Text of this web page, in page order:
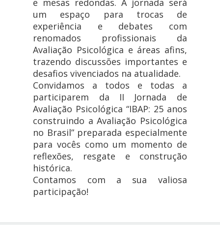
um espaço para trocas de
experiência e debates com
renomados profissionais da
Avaliação Psicológica e áreas afins,
trazendo discussões importantes e
desafios vivenciados na atualidade.
Convidamos a todos e todas a
participarem da II Jornada de
Avaliação Psicológica “IBAP: 25 anos
construindo a Avaliação Psicológica
no Brasil” preparada especialmente
para vocês como um momento de
reflexões, resgate e construção
histórica.
Contamos com a sua valiosa
participação!